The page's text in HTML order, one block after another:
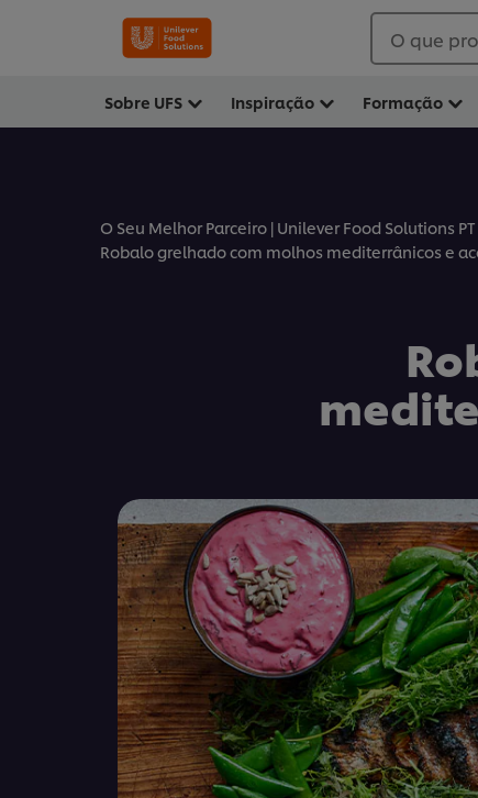
O que
Sobre UFS Inspiração Formação
O Seu Melhor Parceiro | Unilever Food Solutions PT
Robalo grelhado com molhos mediterrânicos e